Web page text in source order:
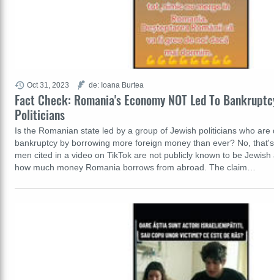
Fact Check: Romania's Economy NOT Led To
Politicians
Is the Romanian state led by a group of Jewish politicians who
bankruptcy by borrowing more foreign money than ever? No,
men cited in a video on TikTok are not publicly known to be
how much money Romania borrows from abroad. The claim…
Oct 31, 2023 de: Ioana Burtea